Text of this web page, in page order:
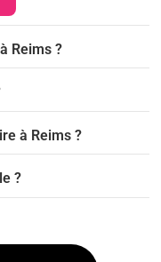
Reims ?
à Reims ?
?